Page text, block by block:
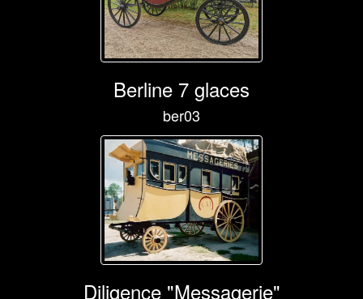
Berline 7 glaces
ber03
Diligence "Messagerie"